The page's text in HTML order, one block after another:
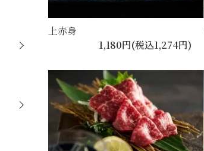
上赤身
1,180円(税込1,274円)